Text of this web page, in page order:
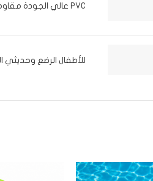
PVC عالي الجودة مقاوم للماء
للأطفال الرضع وحديثي